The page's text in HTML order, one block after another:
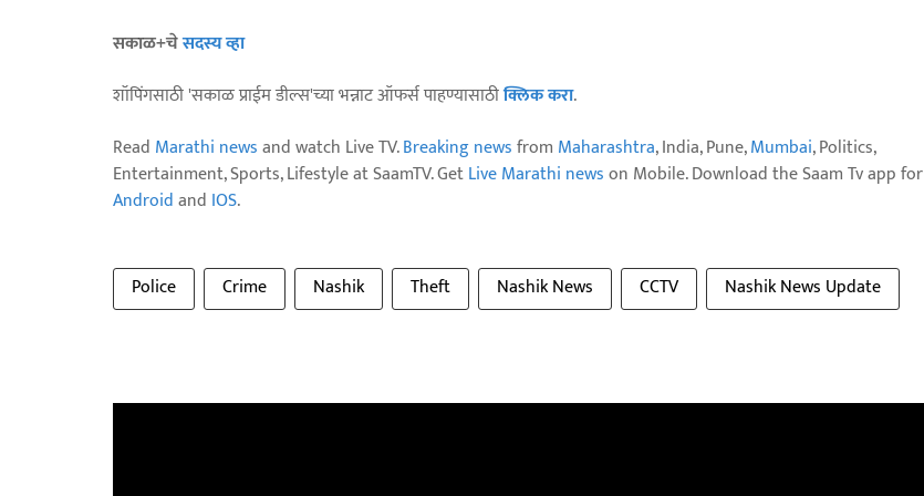
सकाळ+चेसदस्य व्हा
शॉपिंगसाठी 'सकाळ प्राईम डील्स'च्या भन्नाट ऑफर्स पाहण्यासाठीक्लिक करा.
Read Marathi newsand watch Live TV.Breaking newsfrom Maharashtra, India, Pune,Mumbai, Politics,
Entertainment, Sports, Lifestyle at SaamTV. GetLive Marathi newson Mobile. Download the Saam Tv app for
Androidand IOS.
Police Crime Nashik Theft Nashik News CCTV Nashik News Update